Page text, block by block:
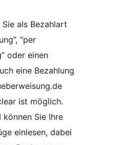
als Bezahlart
“per
oder einen
eine Bezahlung
ist möglich.
können Sie Ihre
einlesen, dabei